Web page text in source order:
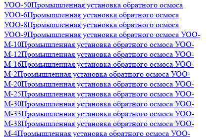
УОО-50Промышленная установка обратного осмоса
УОО-6Промышленная установка обратного осмоса
УОО-8Промышленная установка обратного осмоса
УОО-9Промышленная установка обратного осмоса УОО-
М-10Промышленная установка обратного осмоса УОО-
М-12Промышленная установка обратного осмоса УОО-
М-16Промышленная установка обратного осмоса УОО-
М-2Промышленная установка обратного осмоса УОО-
М-20Промышленная установка обратного осмоса УОО-
М-25Промышленная установка обратного осмоса УОО-
М-30Промышленная установка обратного осмоса УОО-
М-33Промышленная установка обратного осмоса УОО-
М-38Промышленная установка обратного осмоса УОО-
М-4Промышленная установка обратного осмоса УОО-